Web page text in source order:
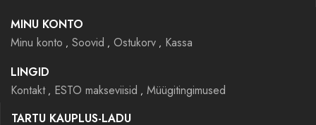
MINU KONTO
Minu konto
Soovid Ostukorv
Kassa
LINGID
Kontakt
ESTO makseviisid
Müügitingimused
TARTU KAUPLUS-LADU